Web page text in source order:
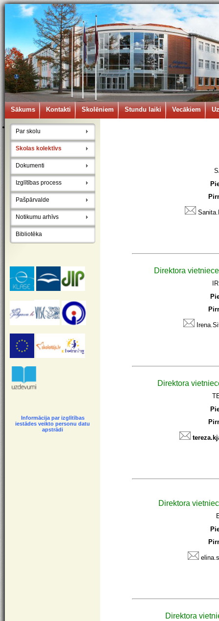
Sākums Kontakti Skolēniem Stundu laiki Vecākiem
Par skolu
Skolas kolektīvs
Dokumenti
Izglītības process
Pašpārvalde
Notikumu arhīvs
Bibliotēka
Informācija par izglītības
iestādes veikto personu datu
apstrādi
Direktora
Direktora
Direktora
Direktora